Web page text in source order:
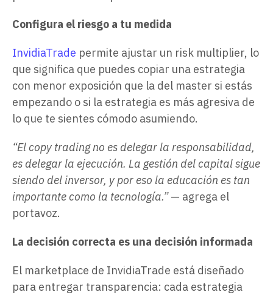
Configura el riesgo a tu medida
InvidiaTrade permite ajustar un risk multiplier, lo
que significa que puedes copiar una estrategia
con menor exposición que la del master si estás
empezando o si la estrategia es más agresiva de
lo que te sientes cómodo asumiendo.
“El copy trading no es delegar la responsabilidad,
es delegar la ejecución. La gestión del capital sigue
siendo del inversor, y por eso la educación es tan
importante como la tecnología.”— agrega el
portavoz.
La decisión correcta es una decisión informada
El marketplace de InvidiaTrade está diseñado
para entregar transparencia: cada estrategia